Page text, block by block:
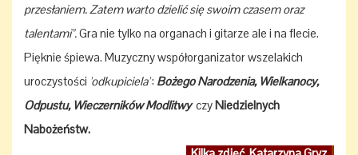
przesłaniem. Zatem warto dzielić się swoim czasem oraz
talentami".Gra nie tylko na organach i gitarze ale i na flecie.
Pięknie śpiewa. Muzyczny współorganizator wszelakich
uroczystości 'odkupiciela': Bożego Narodzenia, Wielkanocy,
Odpustu, Wieczerników ModlitwyczyNiedzielnych
Nabożeństw.